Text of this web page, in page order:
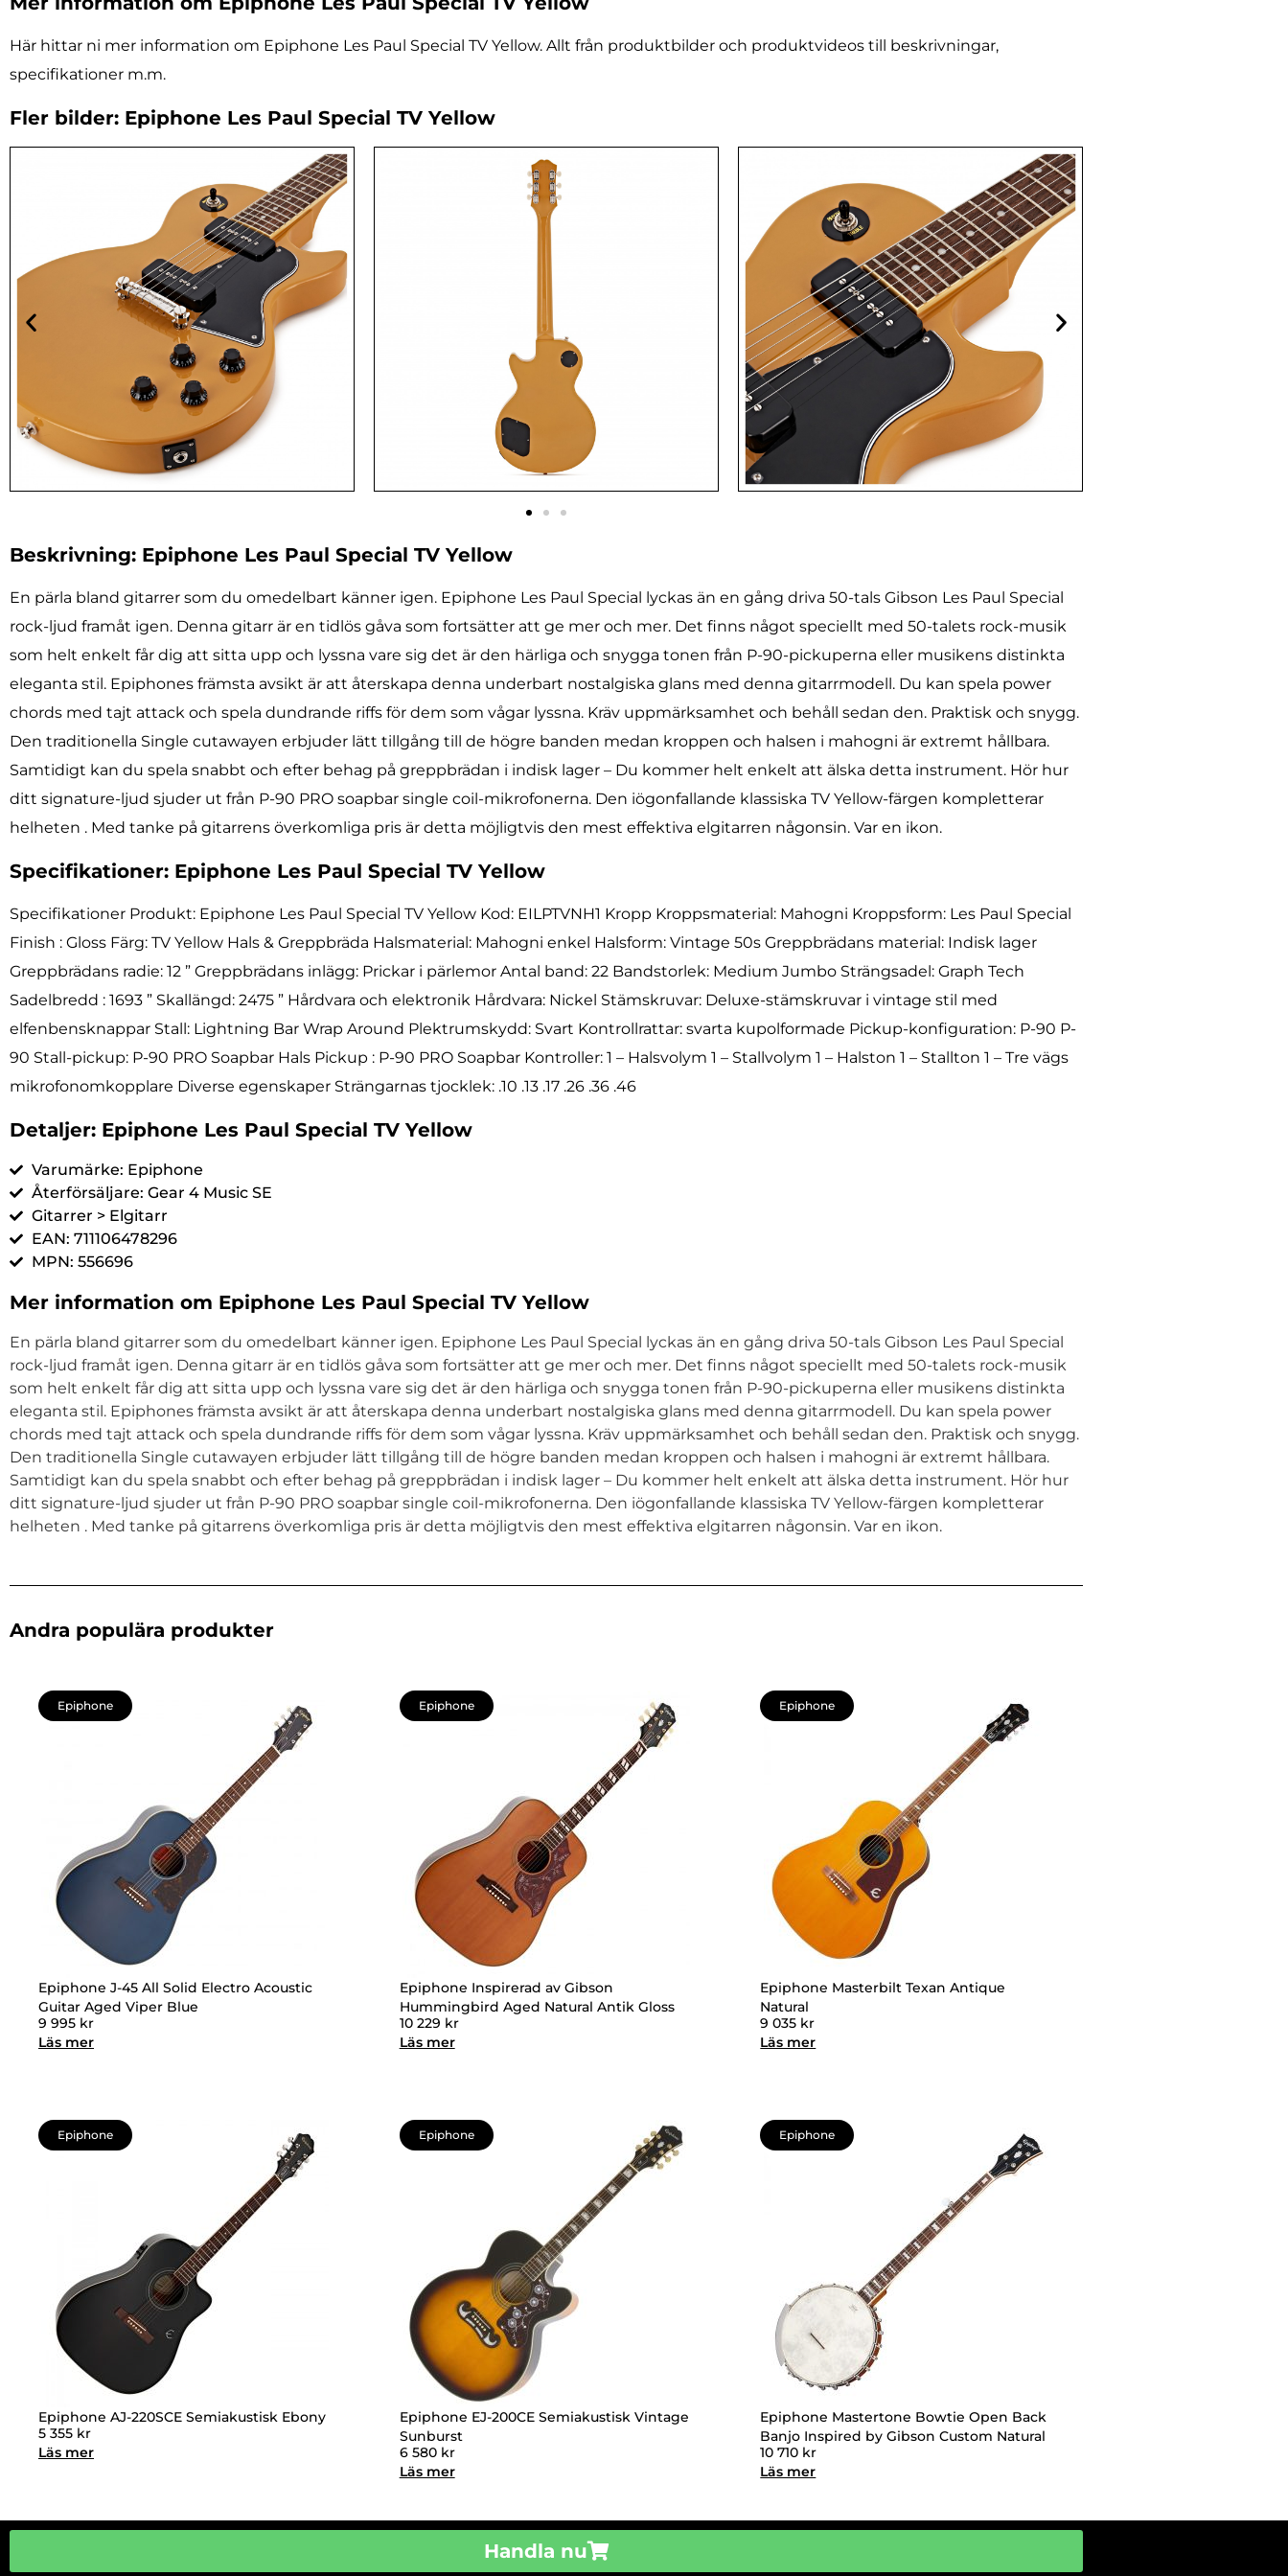
Här hittar ni mer information om Epiphone Les Paul Special TV Yellow. Allt från produktbilder och produktvideos till beskrivningar,
specifikationer m.m.
Fler bilder: Epiphone Les Paul Special TV Yellow
Beskrivning: Epiphone Les Paul Special TV Yellow
En pärla bland gitarrer som du omedelbart känner igen. Epiphone Les Paul Special lyckas än en gång driva 50-tals Gibson Les Paul Special
rock-ljud framåt igen. Denna gitarr är en tidlös gåva som fortsätter att ge mer och mer. Det finns något speciellt med 50-talets rock-musik
som helt enkelt får dig att sitta upp och lyssna vare sig det är den härliga och snygga tonen från P-90-pickuperna eller musikens distinkta
eleganta stil. Epiphones främsta avsikt är att återskapa denna underbart nostalgiska glans med denna gitarrmodell. Du kan spela power
chords med tajt attack och spela dundrande riffs för dem som vågar lyssna. Kräv uppmärksamhet och behåll sedan den. Praktisk och snygg.
Den traditionella Single cutawayen erbjuder lätt tillgång till de högre banden medan kroppen och halsen i mahogni är extremt hållbara.
Samtidigt kan du spela snabbt och efter behag på greppbrädan i indisk lager – Du kommer helt enkelt att älska detta instrument. Hör hur
ditt signature-ljud sjuder ut från P-90 PRO soapbar single coil-mikrofonerna. Den iögonfallande klassiska TV Yellow-färgen kompletterar
helheten . Med tanke på gitarrens överkomliga pris är detta möjligtvis den mest effektiva elgitarren någonsin. Var en ikon.
Specifikationer: Epiphone Les Paul Special TV Yellow
Specifikationer Produkt: Epiphone Les Paul Special TV Yellow Kod: EILPTVNH1 Kropp Kroppsmaterial: Mahogni Kroppsform: Les Paul Special
Finish : Gloss Färg: TV Yellow Hals & Greppbräda Halsmaterial: Mahogni enkel Halsform: Vintage 50s Greppbrädans material: Indisk lager
Greppbrädans radie: 12 ” Greppbrädans inlägg: Prickar i pärlemor Antal band: 22 Bandstorlek: Medium Jumbo Strängsadel: Graph Tech
Sadelbredd : 1693 ” Skallängd: 2475 ” Hårdvara och elektronik Hårdvara: Nickel Stämskruvar: Deluxe-stämskruvar i vintage stil med
elfenbensknappar Stall: Lightning Bar Wrap Around Plektrumskydd: Svart Kontrollrattar: svarta kupolformade Pickup-konfiguration: P-90 P-
90 Stall-pickup: P-90 PRO Soapbar Hals Pickup : P-90 PRO Soapbar Kontroller: 1 – Halsvolym 1 – Stallvolym 1 – Halston 1 – Stallton 1 – Tre vägs
mikrofonomkopplare Diverse egenskaper Strängarnas tjocklek: .10 .13 .17 .26 .36 .46
Detaljer: Epiphone Les Paul Special TV Yellow
Varumärke: Epiphone
Återförsäljare: Gear 4 Music SE
Gitarrer > Elgitarr
EAN: 711106478296
MPN: 556696
Mer information om Epiphone Les Paul Special TV Yellow
En pärla bland gitarrer som du omedelbart känner igen. Epiphone Les Paul Special lyckas än en gång driva 50-tals Gibson Les Paul Special
rock-ljud framåt igen. Denna gitarr är en tidlös gåva som fortsätter att ge mer och mer. Det finns något speciellt med 50-talets rock-musik
som helt enkelt får dig att sitta upp och lyssna vare sig det är den härliga och snygga tonen från P-90-pickuperna eller musikens distinkta
eleganta stil. Epiphones främsta avsikt är att återskapa denna underbart nostalgiska glans med denna gitarrmodell. Du kan spela power
chords med tajt attack och spela dundrande riffs för dem som vågar lyssna. Kräv uppmärksamhet och behåll sedan den. Praktisk och snygg.
Den traditionella Single cutawayen erbjuder lätt tillgång till de högre banden medan kroppen och halsen i mahogni är extremt hållbara.
Samtidigt kan du spela snabbt och efter behag på greppbrädan i indisk lager – Du kommer helt enkelt att älska detta instrument. Hör hur
ditt signature-ljud sjuder ut från P-90 PRO soapbar single coil-mikrofonerna. Den iögonfallande klassiska TV Yellow-färgen kompletterar
helheten . Med tanke på gitarrens överkomliga pris är detta möjligtvis den mest effektiva elgitarren någonsin. Var en ikon.
Andra populära produkter
Epiphone
Epiphone J-45 All Solid Electro Acoustic
Guitar Aged Viper Blue
9 995 kr
Läs mer
Epiphone
Epiphone Inspirerad av Gibson
Hummingbird Aged Natural Antik Gloss
10 229 kr
Läs mer
Epiphone
Epiphone Masterbilt Texan Antique
Natural
9 035 kr
Läs mer
Epiphone
Epiphone AJ-220SCE Semiakustisk Ebony
5 355 kr
Läs mer
Epiphone
Epiphone EJ-200CE Semiakustisk Vintage
Sunburst
6 580 kr
Läs mer
Epiphone
Epiphone Mastertone Bowtie Open Back
Banjo Inspired by Gibson Custom Natural
10 710 kr
Läs mer
Handla nu